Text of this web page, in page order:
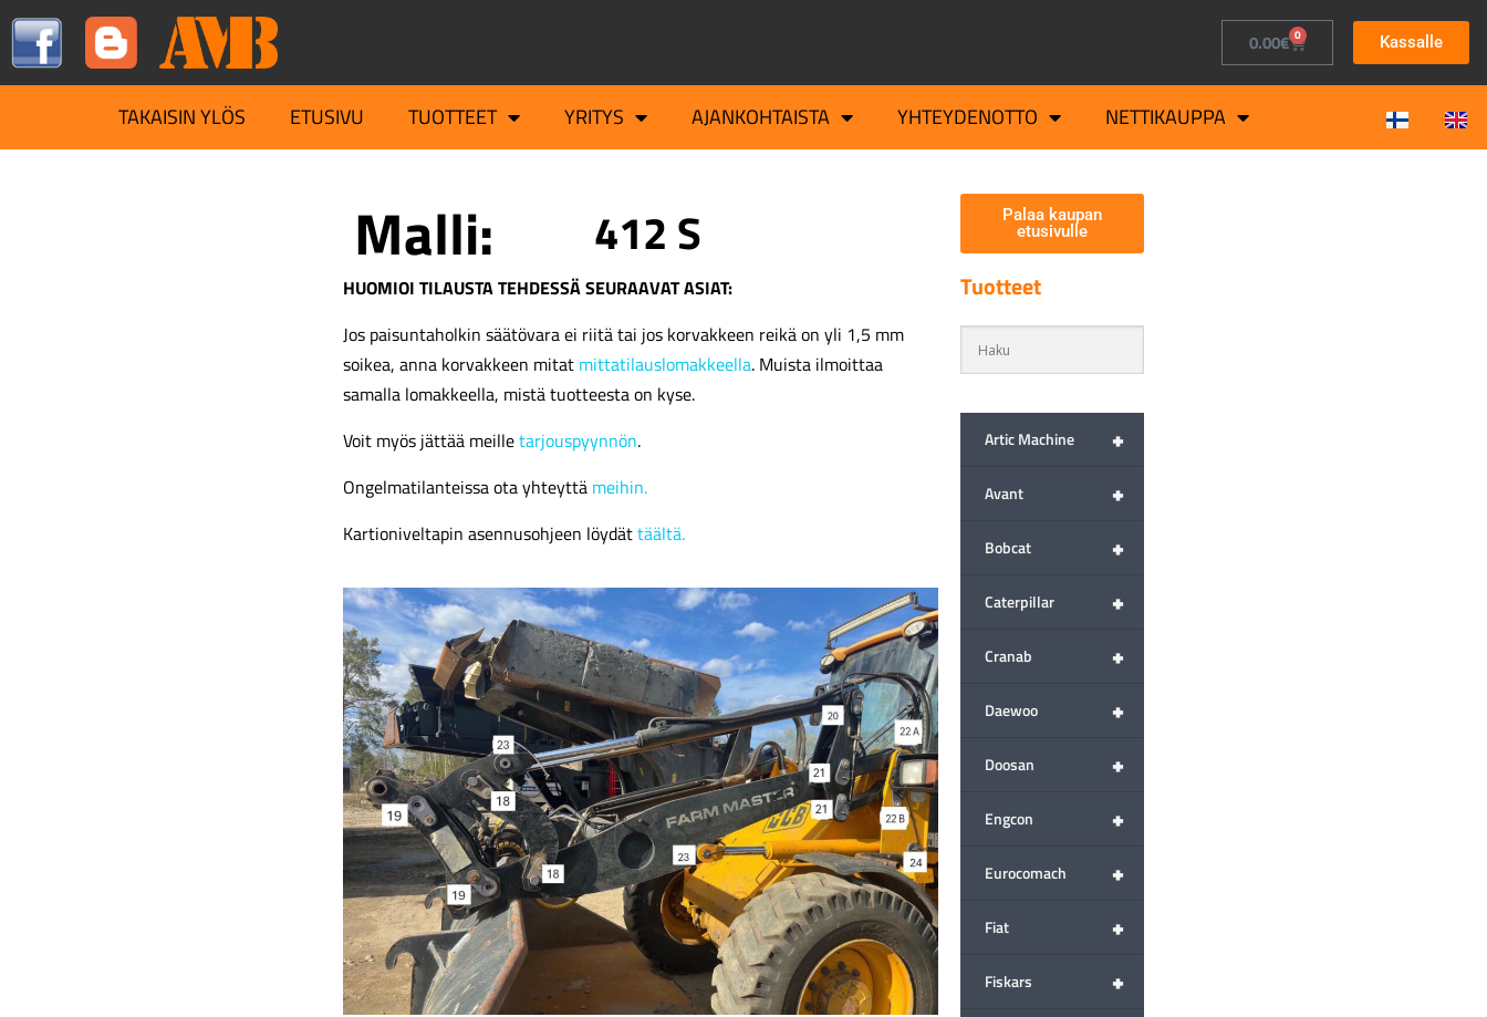
0.00€ 0 Kassalle
TAKAISIN YLÖS ETUSIVU TUOTTEET YRITYS AJANKOHTAISTA YHTEYDENOTTO NETTIKAUPPA
Malli: 412 S
HUOMIOI TILAUSTA TEHDESSÄ SEURAAVAT ASIAT:
Jos paisuntaholkin säätövara ei riitä tai jos korvakkeen reikä on yli 1,5 mm
soikea, anna korvakkeen mitat mittatilauslomakkeella. Muista ilmoittaa
samalla lomakkeella, mistä tuotteesta on kyse.
Voit myös jättää meilletarjouspyynnön.
Ongelmatilanteissa ota yhteyttä meihin.
Kartioniveltapin asennusohjeen löydättäältä.
Palaa kaupan
etusivulle
Tuotteet
+
Artic Machine
+
Avant
+
Bobcat
+
Caterpillar
+
Cranab
+
Daewoo
+
Doosan
+
Engcon
+
Eurocomach
+
Fiat
+
Fiskars